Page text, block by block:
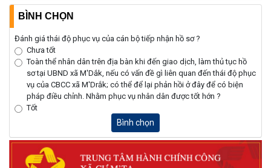
BÌNH CHỌN
Đánh giá thái độ phục vụ của cán bộ tiếp nhận hồ sơ ?
Chưa tốt
Toàn thể nhân dân trên địa bàn khi đến giao dịch, làm thủ tục hồ
sơ tại UBND xã M'Dắk, nếu có vấn đề gì liên quan đến thái độ phục
vụ của CBCC xã M'Drắk; có thể để lại phản hồi ở đây để có biện
pháp điều chỉnh. Nhằm phục vụ nhân dân được tốt hớn ?
Tốt
Bình chọn